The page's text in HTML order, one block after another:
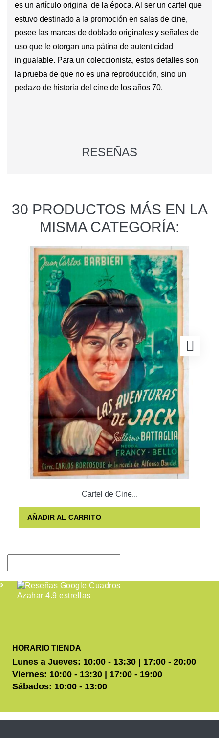
es un artículo original de la época. Al ser un cartel que
estuvo destinado a la promoción en salas de cine,
posee las marcas de doblado originales y señales de
uso que le otorgan una pátina de autenticidad
inigualable. Para un coleccionista, estos detalles son
la prueba de que no es una reproducción, sino un
pedazo de historia del cine de los años 70.
RESEÑAS
30 PRODUCTOS MÁS EN LA
MISMA CATEGORÍA:
Cartel de Cine...
AÑADIR AL CARRITO
HORARIO TIENDA
Lunes a Jueves: 10:00 - 13:30 | 17:00 - 20:00
Viernes: 10:00 - 13:30 | 17:00 - 19:00
Sábados: 10:00 - 13:00